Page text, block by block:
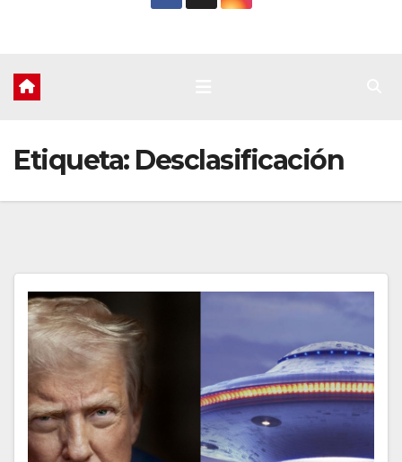
Etiqueta: Desclasificación